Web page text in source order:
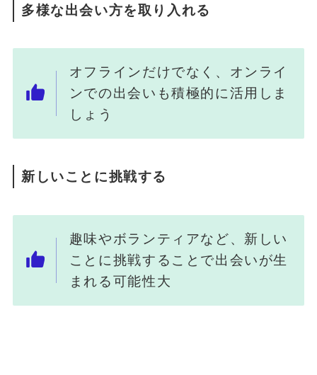
多様な出会い方を取り入れる
オフラインだけでなく、オンライ
ンでの出会いも積極的に活用しま
しょう
新しいことに挑戦する
趣味やボランティアなど、新しい
ことに挑戦することで出会いが生
まれる可能性大